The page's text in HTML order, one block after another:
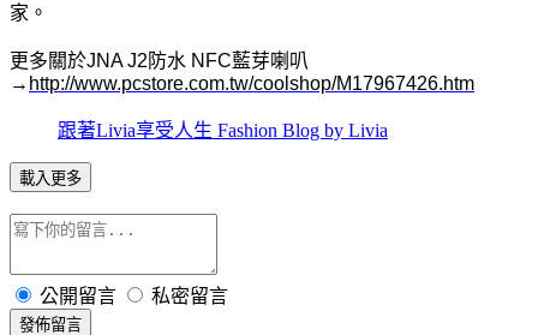
家。
更多關於JNA J2防水 NFC藍芽喇叭
→ http://www.pcstore.com.tw/coolshop/M17967426.htm
跟著Livia享受人生 Fashion Blog by Livia
載入更多
公開留言 私密留言
發佈留言